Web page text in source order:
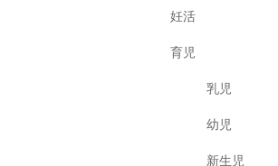
妊活
育児
乳児
幼児
新生児